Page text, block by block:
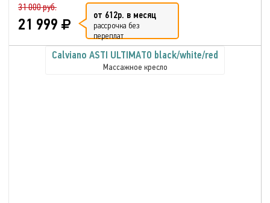
31 000 руб.
21 999 от 612р. в месяц
рассрочка без
переплат
Calviano ASTI ULTIMATO black/white/red
Массажное кресло